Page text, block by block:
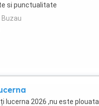
si punctualitate
Buzau
lucerna 2026 ,nu este plouata.